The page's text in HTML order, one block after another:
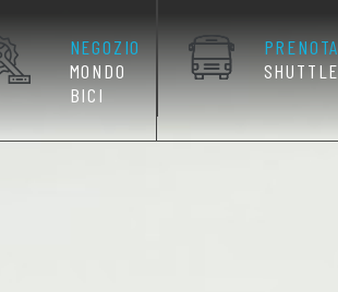
NEGOZIO
MONDO
BICI
PRENOTA
SHUTTLE